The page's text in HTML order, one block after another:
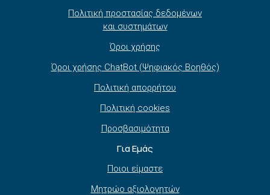
Πολιτική προστασίας δεδομένων
και συστημάτων
Όροι χρήσης
Όροι χρήσης ChatBot (Ψηφιακός Βοηθός)
Πολιτική απορρήτου
Πολιτική cookies
Προσβασιμότητα
Για Εμάς
Ποιοι είμαστε
Μητρώο αξιολογητών